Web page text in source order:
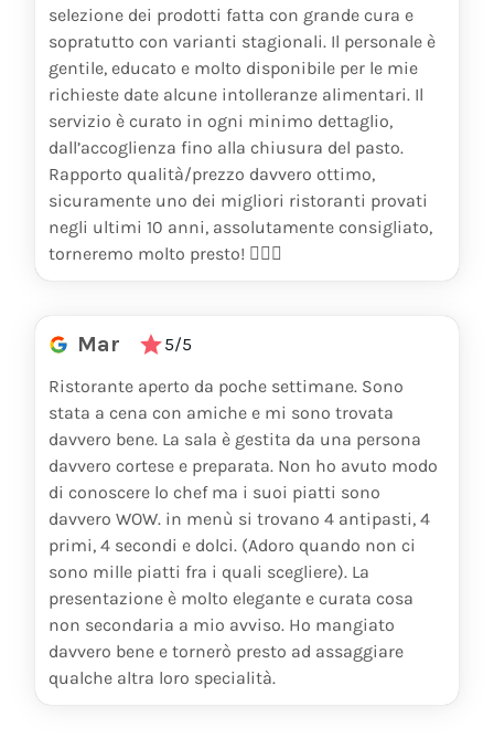
selezione dei prodotti fatta con grande cura e
sopratutto con varianti stagionali. Il personale è
gentile, educato e molto disponibile per le mie
richieste date alcune intolleranze alimentari. Il
servizio è curato in ogni minimo dettaglio,
dall’accoglienza fino alla chiusura del pasto.
Rapporto qualità/prezzo davvero ottimo,
sicuramente uno dei migliori ristoranti provati
negli ultimi 10 anni, assolutamente consigliato,
torneremo molto presto! 👍🏻😇
Mar
5/5
Ristorante aperto da poche settimane. Sono
stata a cena con amiche e mi sono trovata
davvero bene. La sala è gestita da una persona
davvero cortese e preparata. Non ho avuto modo
di conoscere lo chef ma i suoi piatti sono
davvero WOW. in menù si trovano 4 antipasti, 4
primi, 4 secondi e dolci. (Adoro quando non ci
sono mille piatti fra i quali scegliere). La
presentazione è molto elegante e curata cosa
non secondaria a mio avviso. Ho mangiato
davvero bene e tornerò presto ad assaggiare
qualche altra loro specialità.